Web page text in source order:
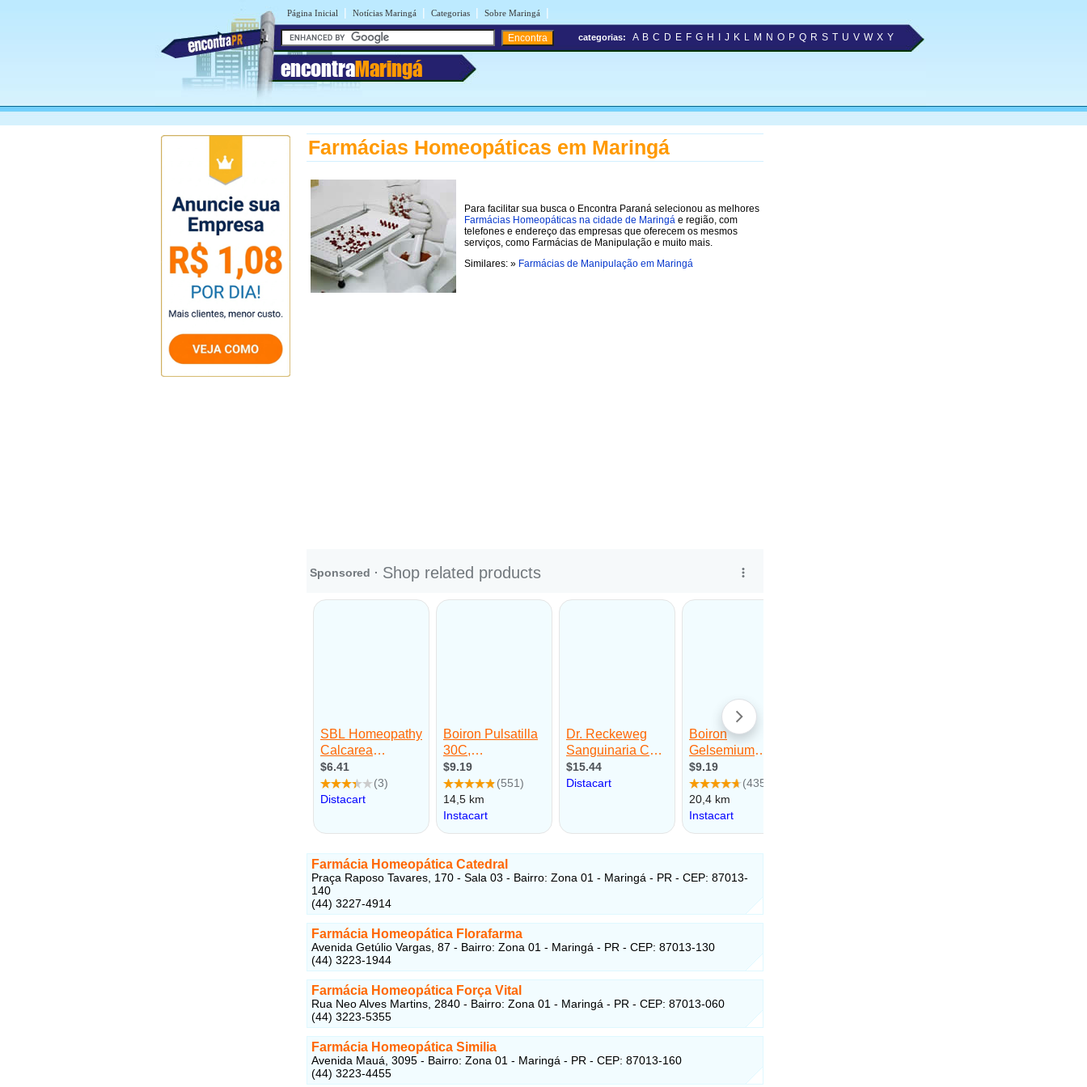
Página Inicial | Notícias Maringá | Categorias | Sobre Maringá |
encontraMaringá
categorias: A B C D E F G H J K L M N O P Q R S T U V W X Y
Farmácias Homeopáticas em Maringá
Para facilitar sua busca o Encontra Paraná selecionou as melhores
Farmácias Homeopáticas na cidade de Maringá e região, com
telefones e endereço das empresas que oferecem os mesmos
serviços, como Farmácias de Manipulação e muito mais.
Similares: » Farmácias de Manipulação em Maringá
Farmácia Homeopática Catedral
Praça Raposo Tavares, 170 - Sala 03 - Bairro: Zona 01 - Maringá - PR - CEP: 87013-
140
(44) 3227-4914
Farmácia Homeopática Florafarma
Avenida Getúlio Vargas, 87 - Bairro: Zona 01 - Maringá - PR - CEP: 87013-130
(44) 3223-1944
Farmácia Homeopática Força Vital
Rua Neo Alves Martins, 2840 - Bairro: Zona 01 - Maringá - PR - CEP: 87013-060
(44) 3223-5355
Farmácia Homeopática Similia
Avenida Mauá, 3095 - Bairro: Zona 01 - Maringá - PR - CEP: 87013-160
(44) 3223-4455